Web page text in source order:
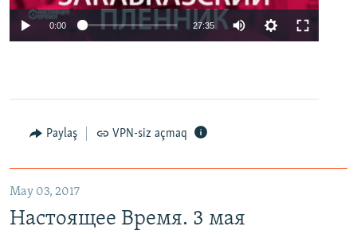
0:00 27:35
Paylaş VPN-siz açmaq
May 03, 2017
Настоящее Время. 3 мая